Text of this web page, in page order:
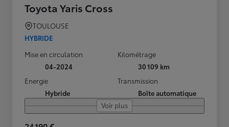
Toyota Yaris Cross
TOULOUSE
HYBRIDE
Mise en circulation
04-2024
Kilométrage
30 109 km
Energie
Hybride
Transmission
Boîte automatique
Voir plus